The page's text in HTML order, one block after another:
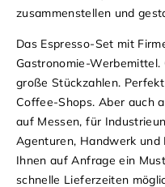
zusammenstellen und
Das Espresso-Set mit
Gastronomie-
große Stückzahlen.
Coffee-Shops. Aber auch
auf Messen, für
Agenturen, Handwerk und
Ihnen auf Anfrage ein
schnelle Lieferzeiten